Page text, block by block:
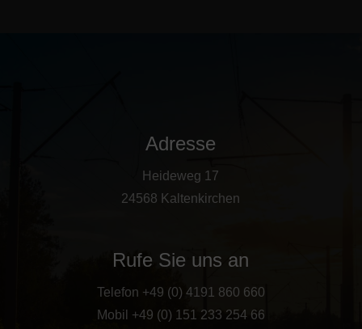
Adresse
Heideweg 17
24568 Kaltenkirchen
Rufe Sie uns an
Telefon +49 (0) 4191 860 660
Mobil +49 (0) 151 233 254 66